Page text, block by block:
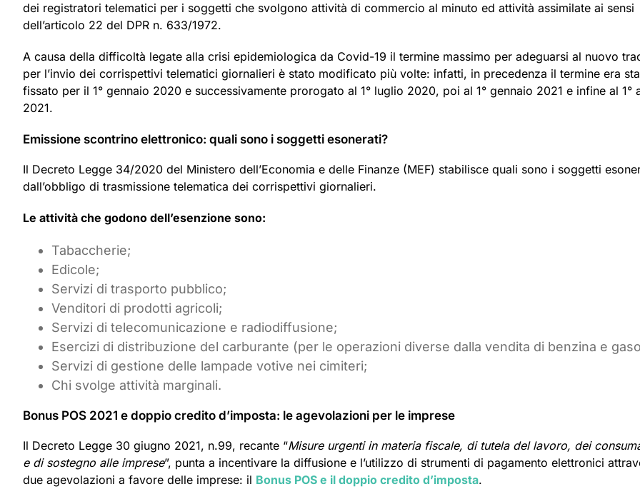
dei registratori telematici per i soggetti che svolgono attività di commercio al minuto ed attività assimilate ai sensi
dell’articolo 22 del DPR n. 633/1972.
A causa della difficoltà legate alla crisi epidemiologica da Covid-19 il termine massimo per adeguarsi al nuovo
per l’invio dei corrispettivi telematici giornalieri è stato modificato più volte: infatti, in precedenza il termine era
fissato per il 1° gennaio 2020 e successivamente prorogato al 1° luglio 2020, poi al 1° gennaio 2021 e infine al 1°
2021.
Emissione scontrino elettronico: quali sono i soggetti esonerati?
Il Decreto Legge 34/2020 del Ministero dell’Economia e delle Finanze (MEF) stabilisce quali sono i soggetti
dall’obbligo di trasmissione telematica dei corrispettivi giornalieri.
Le attività che godono dell’esenzione sono:
Tabaccherie;
Edicole;
Servizi di trasporto pubblico;
Venditori di prodotti agricoli;
Servizi di telecomunicazione e radiodiffusione;
Esercizi di distribuzione del carburante (per le operazioni diverse dalla vendita di benzina e
Servizi di gestione delle lampade votive nei cimiteri;
Chi svolge attività marginali.
Bonus POS 2021 e doppio credito d’imposta: le agevolazioni per le imprese
Il Decreto Legge 30 giugno 2021, n.99, recante “Misure urgenti in materia fiscale, di tutela del lavoro, dei
e di sostegno alle imprese”, punta a incentivare la diffusione e l’utilizzo di strumenti di pagamento elettronici
due agevolazioni a favore delle imprese: il Bonus POS e il doppio credito d’imposta.